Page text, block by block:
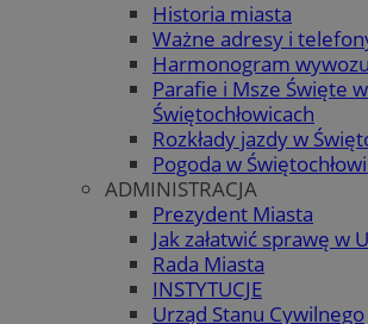
Historia miasta
Ważne adresy i
Harmonogram
Parafie i Msze Święte w
Świętochłowicach
Rozkłady jazdy w
Pogoda w
ADMINISTRACJA
Prezydent Miasta
Jak załatwić sprawę w
Rada Miasta
INSTYTUCJE
Urząd Stanu Cywilnego